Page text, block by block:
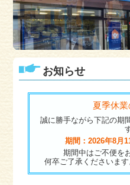
お知らせ
夏季休
誠に勝手ながら下記の期
期間：2026年8月
期間中はご不便を
何卒ご了承くださいます